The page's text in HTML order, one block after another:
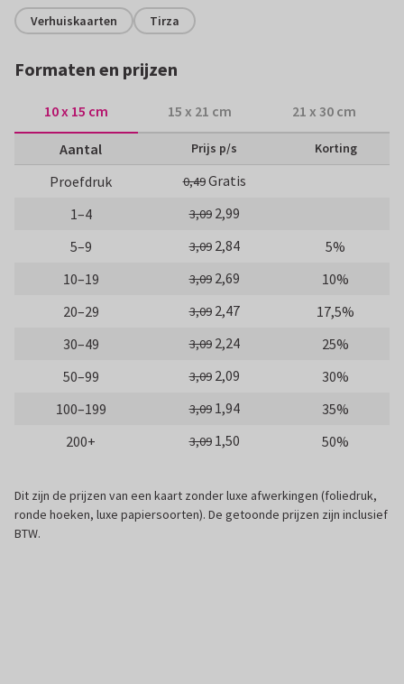
Verhuiskaarten Tirza
Formaten en prijzen
10 x 15 cm 15 x 21 cm 21 x 30 cm
Aantal Prijs p/s Korting
Proefdruk 0,49Gratis
1–4
3,09 2,99
5–9
3,09 2,84
5%
10–19
3,09 2,69
10%
20–29
3,09 2,47
17,5%
30–49
3,09 2,24
25%
50–99
3,09 2,09
30%
100–199
3,09 1,94
35%
200+
3,09 1,50 50%
Dit zijn de prijzen van een kaart zonder luxe afwerkingen (foliedruk,
ronde hoeken, luxe papiersoorten). De getoonde prijzen zijn inclusief
BTW.